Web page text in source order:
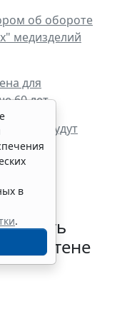
об обороте
медизделий
для
60 лет
не будут
в
.